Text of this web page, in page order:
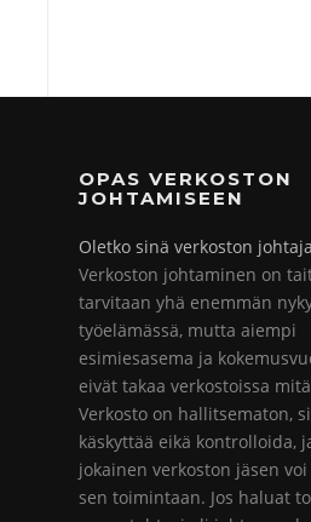
OPAS VERKOSTON
JOHTAMISEEN
Oletko sinä verkoston
Verkoston johtaminen on
tarvitaan yhä enemmän
työelämässä, mutta aiempi
esimiesasema ja
eivät takaa verkostoissa
Verkosto on hallitsematon,
käskyttää eikä kontrolloida,
jokainen verkoston jäsen
sen toimintaan. Jos haluat